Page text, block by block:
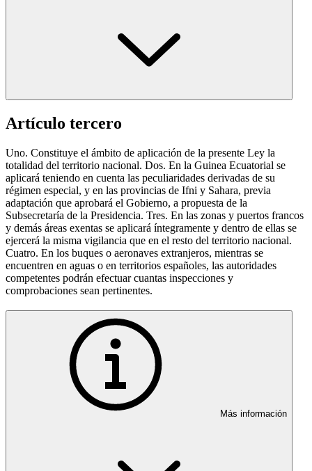
Artículo tercero
Uno. Constituye el ámbito de aplicación de la presente Ley la
totalidad del territorio nacional. Dos. En la Guinea Ecuatorial se
aplicará teniendo en cuenta las peculiaridades derivadas de su
régimen especial, y en las provincias de Ifni y Sahara, previa
adaptación que aprobará el Gobierno, a propuesta de la
Subsecretaría de la Presidencia. Tres. En las zonas y puertos francos
y demás áreas exentas se aplicará íntegramente y dentro de ellas se
ejercerá la misma vigilancia que en el resto del territorio nacional.
Cuatro. En los buques o aeronaves extranjeros, mientras se
encuentren en aguas o en territorios españoles, las autoridades
competentes podrán efectuar cuantas inspecciones y
comprobaciones sean pertinentes.
Más información